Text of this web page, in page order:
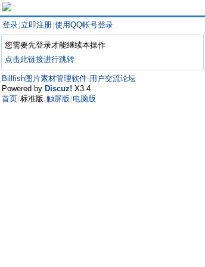
登录 立即注册 使用QQ帐号登录
您需要先登录才能继续本操作
点击此链接进行跳转
Billfish图片素材管理软件-用户交流论坛
Powered by Discuz! X3.4
首页 标准版 触屏版 电脑版